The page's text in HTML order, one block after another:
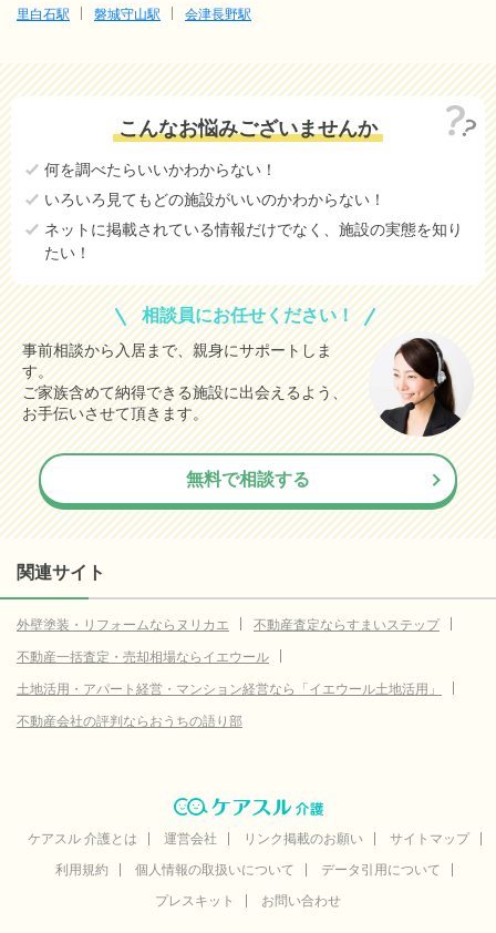
里白石駅
磐城守山駅 会津長野駅
こんなお悩みございませんか
何を調べたらいいかわからない！
いろいろ見てもどの施設がいいのかわからない！
ネットに掲載されている情報だけでなく、施設の実態を知り
たい！
相談員にお任せください！
事前相談から入居まで、親身にサポートしま
す。
ご家族含めて納得できる施設に出会えるよう、
お手伝いさせて頂きます。
無料で相談する
関連サイト
外壁塗装・リフォームならヌリカエ
不動産査定ならすまいステップ
不動産一括査定・売却相場ならイエウール
土地活用・アパート経営・マンション経営なら「イエウール土地活用」
不動産会社の評判ならおうちの語り部
ケアスル 介護とは 運営会社 リンク掲載のお願い
サイトマップ
利用規約
個人情報の取扱いについて
データ引用について
プレスキット
お問い合わせ